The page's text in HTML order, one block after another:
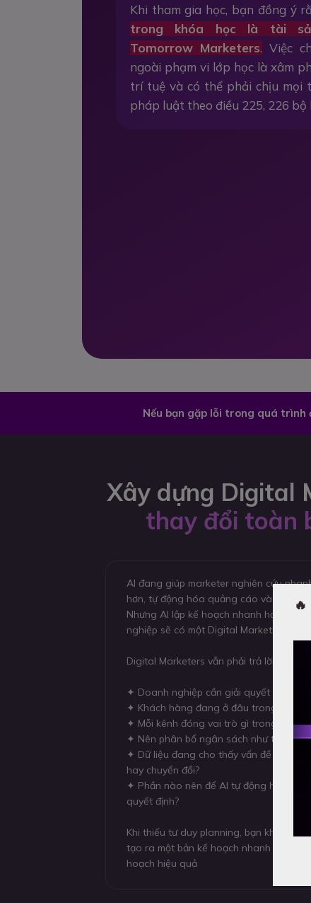
Khi tham gia học, bạn đồng ý
trong khóa học là tài
Tomorrow Marketers. Việc
ngoài phạm vi lớp học là xâm
trí tuệ và có thể phải chịu mọi
pháp luật theo điều 225, 226 bộ
Nếu bạn gặp lỗi trong quá trình
Xây dựng Digital
thay đổi toàn
AI đang giúp marketer nghiên cứu
hơn, tự động hóa quảng cáo và phân
Nhưng AI lập kế hoạch nhanh hơn
nghiệp sẽ có một Digital Marketing Plan
Digital Marketers vẫn phải trả lời được
✦ Doanh nghiệp cần giải quyết mục
✦ Khách hàng đang ở đâu trong hành
✦ Mỗi kênh đóng vai trò gì trong
✦ Nên phân bổ ngân sách như thế nào
✦ Dữ liệu đang cho thấy vấn đề nằm ở
hay chuyển đổi?
✦ Phần nào nên để AI tự động hóa và
quyết định?
Khi thiếu tư duy planning, bạn không
tạo ra một bản kế hoạch nhanh hơn,
hoạch hiệu quả